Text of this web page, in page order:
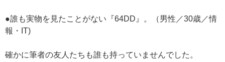
●誰も実物を見たことがない『64DD』。（男性／30歳／情
報・IT)
確かに筆者の友人たちも誰も持っていませんでした。